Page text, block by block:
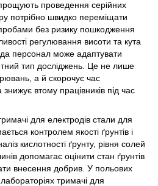
проведення серійних
потрібно швидко переміщати
без ризику пошкодження
регулювання висоти та кута
персонал може адаптувати
тип досліджень. Це не лише
а й скорочує час
втому працівників під час
для електродів стали для
контролем якості ґрунтів і
кислотності ґрунту, рівня солей
допомагає оцінити стан ґрунтів
внесення добрив. У польових
тримачі для